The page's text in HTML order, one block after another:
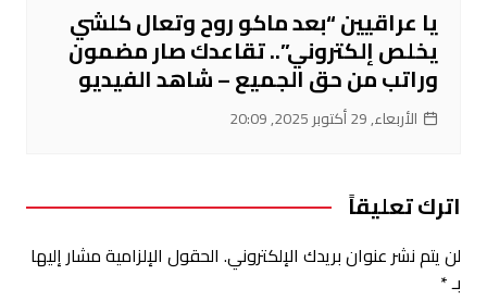
يا عراقيين “بعد ماكو روح وتعال كلشي
يخلص إلكتروني”.. تقاعدك صار مضمون
وراتب من حق الجميع – شاهد الفيديو
الأربعاء, 29 أكتوبر 2025, 20:09
اترك تعليقاً
لن يتم نشر عنوان بريدك الإلكتروني. الحقول الإلزامية مشار إليها
بـ*